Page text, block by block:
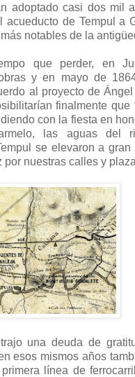
adoptado casi dos mil
acueducto de Tempul a
notables de la
que perder, en
y en mayo de
al proyecto de
finalmente
con la fiesta en
las aguas del
se elevaron a gran
por nuestras calles y
una deuda de
esos mismos años
línea de